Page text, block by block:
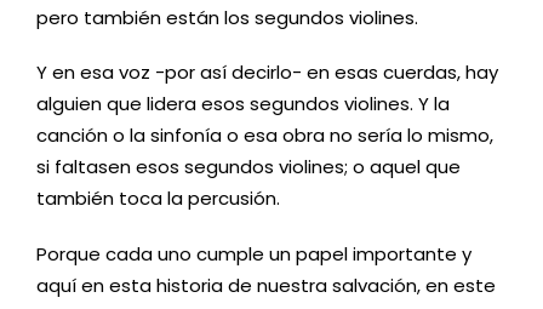
pero también están los segundos violines.
Y en esa voz -por así decirlo- en esas cuerdas, hay
alguien que lidera esos segundos violines. Y la
canción o la sinfonía o esa obra no sería lo mismo,
si faltasen esos segundos violines; o aquel que
también toca la percusión.
Porque cada uno cumple un papel importante y
aquí en esta historia de nuestra salvación, en este